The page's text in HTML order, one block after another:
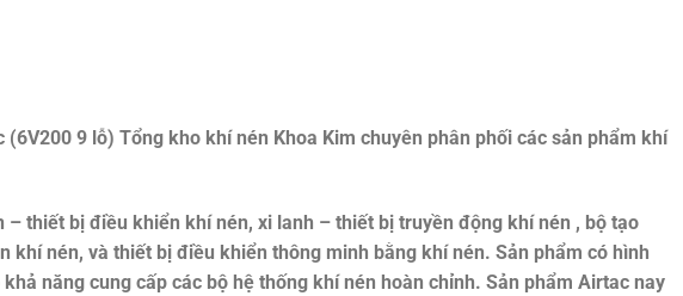
(6V200 9 lỗ) Tổng kho khí nén Khoa Kim chuyên phân phối các sản phẩm khí
– thiết bị điều khiển khí nén, xi lanh – thiết bị truyền động khí nén , bộ tạo
khí nén, và thiết bị điều khiển thông minh bằng khí nén. Sản phẩm có hình
năng cung cấp các bộ hệ thống khí nén hoàn chỉnh. Sản phẩm Airtac nay